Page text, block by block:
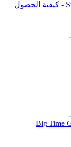
تم طرح لعبة Marvel's Spider-Man 2 على Steam - كيفية الحصول